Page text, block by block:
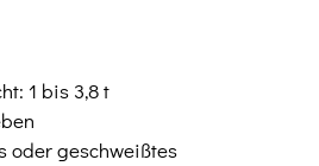
1 bis 3,8 t
oder geschweißtes